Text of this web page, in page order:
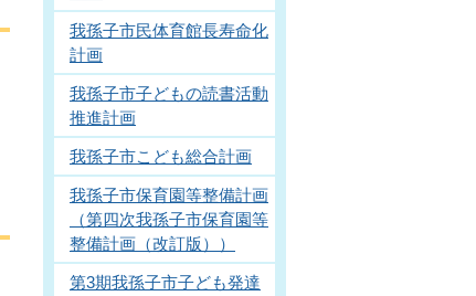
我孫子市民体育館長寿命化
計画
我孫子市子どもの読書活動
推進計画
我孫子市こども総合計画
我孫子市保育園等整備計画
（第四次我孫子市保育園等
整備計画（改訂版））
第3期我孫子市子ども発達